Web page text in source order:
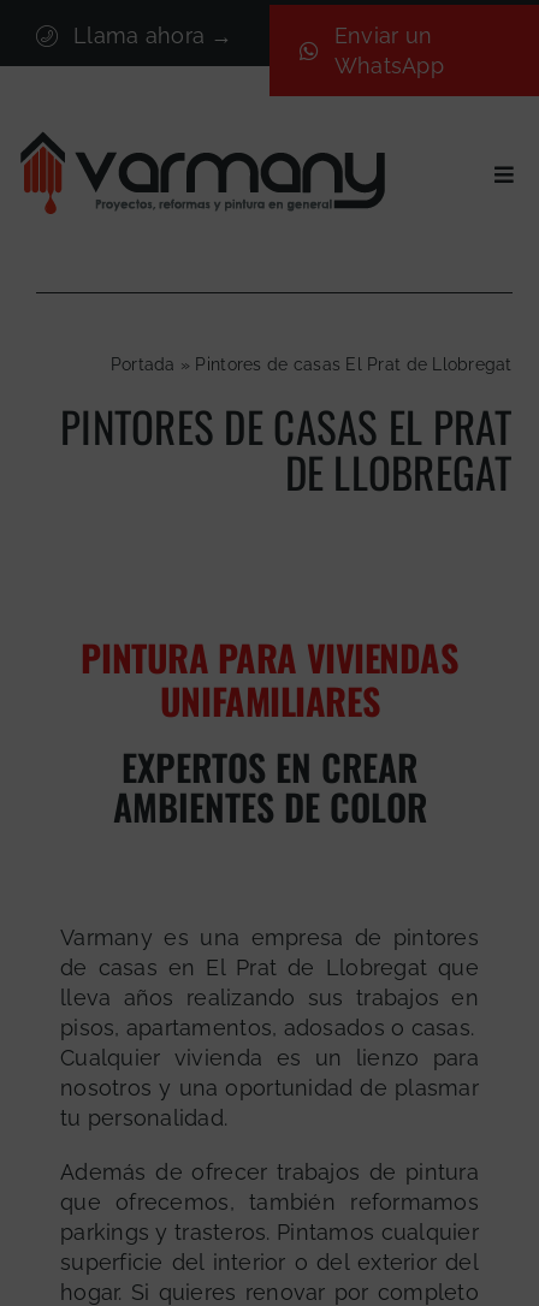
contenido
Llama ahora →
Enviar un
WhatsApp
Sectores
Proyectos
Nosotros
Portada » Pintores de casas El Prat de Llobregat
PINTORES DE CASAS EL PRAT
DE LLOBREGAT
PINTURA PARA VIVIENDAS
UNIFAMILIARES
EXPERTOS EN CREAR
AMBIENTES DE COLOR
Varmany es una empresa de pintores
de casas en El Prat de Llobregat que
lleva años realizando sus trabajos en
pisos, apartamentos, adosados o casas.
Cualquier vivienda es un lienzo para
nosotros y una oportunidad de plasmar
tu personalidad.
Además de ofrecer trabajos de pintura
que ofrecemos, también reformamos
parkings y trasteros. Pintamos cualquier
superficie del interior o del exterior del
hogar. Si quieres renovar por completo